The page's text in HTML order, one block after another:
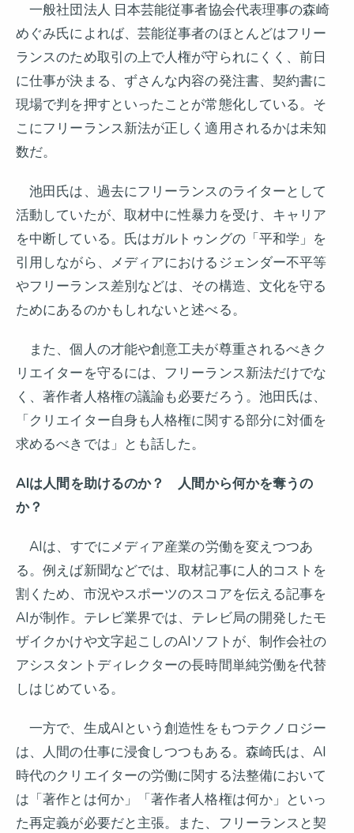
一般社団法人 日本芸能従事者協会代表理事の森崎
めぐみ氏によれば、芸能従事者のほとんどはフリー
ランスのため取引の上で人権が守られにくく、前日
に仕事が決まる、ずさんな内容の発注書、契約書に
現場で判を押すといったことが常態化している。そ
こにフリーランス新法が正しく適用されるかは未知
数だ。
池田氏は、過去にフリーランスのライターとして
活動していたが、取材中に性暴力を受け、キャリア
を中断している。氏はガルトゥングの「平和学」を
引用しながら、メディアにおけるジェンダー不平等
やフリーランス差別などは、その構造、文化を守る
ためにあるのかもしれないと述べる。
また、個人の才能や創意工夫が尊重されるべきク
リエイターを守るには、フリーランス新法だけでな
く、著作者人格権の議論も必要だろう。池田氏は、
「クリエイター自身も人格権に関する部分に対価を
求めるべきでは」とも話した。
AIは人間を助けるのか？ 人間から何かを奪うの
か？
AIは、すでにメディア産業の労働を変えつつあ
る。例えば新聞などでは、取材記事に人的コストを
割くため、市況やスポーツのスコアを伝える記事を
AIが制作。テレビ業界では、テレビ局の開発したモ
ザイクかけや文字起こしのAIソフトが、制作会社の
アシスタントディレクターの長時間単純労働を代替
しはじめている。
一方で、生成AIという創造性をもつテクノロジー
は、人間の仕事に浸食しつつもある。森崎氏は、AI
時代のクリエイターの労働に関する法整備において
は「著作とは何か」「著作者人格権は何か」といっ
た再定義が必要だと主張。また、フリーランスと契